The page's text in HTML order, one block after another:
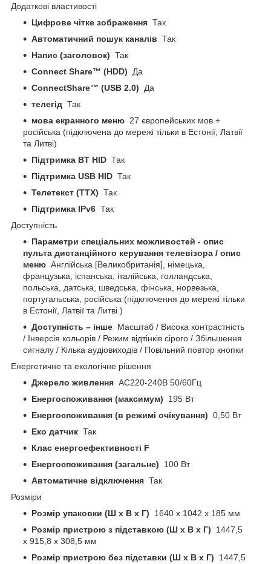
Додаткові властивості
Цифрове чітке зображення Так
Автоматичний пошук каналів Так
Напис (заголовок) Так
Connect Share™ (HDD)
Да
ConnectShare™ (USB 2.0)
Да
телегід Так
мова екранного меню 27 європейських мов +
російська (підключена до мережі тільки в Естонії, Латвії
та Литві)
Підтримка BT HID Так
Підтримка USB HID Так
Телетекст (ТТХ) Так
Підтримка IPv6 Так
Доступність
Параметри спеціальних можливостей - опис
пульта дистанційного керування телевізора / опис
меню Англійська [Великобританія], німецька,
французька, іспанська, італійська, голландська,
польська, датська, шведська, фінська, норвезька,
португальська, російська (підключення до мережі тільки
в Естонії, Латвії та Литві )
Доступність – інше Масштаб / Висока контрастність
/ Інверсія кольорів / Режим відтінків сірого / Збільшення
сигналу / Кілька аудіовиходів / Повільний повтор кнопки
Енергетичне та екологічне рішення
Джерело живлення AC220-240В 50/60Гц
Енергоспоживання (максимум)
195 Вт
Енергоспоживання (в режимі очікування) 0,50 Вт
Еко датчик Так
Клас енергоефективності F
Енергоспоживання (загальне)
100 Вт
Автоматичне відключення Так
Розміри
Розмір упаковки (Ш х В х Г)
1640 х 1042 х 185 мм
Розмір пристрою з підставкою (Ш x В x Г)
1447,5
х 915,8 х 308,5 мм
Розмір пристрою без підставки (Ш x В x Г)
1447,5